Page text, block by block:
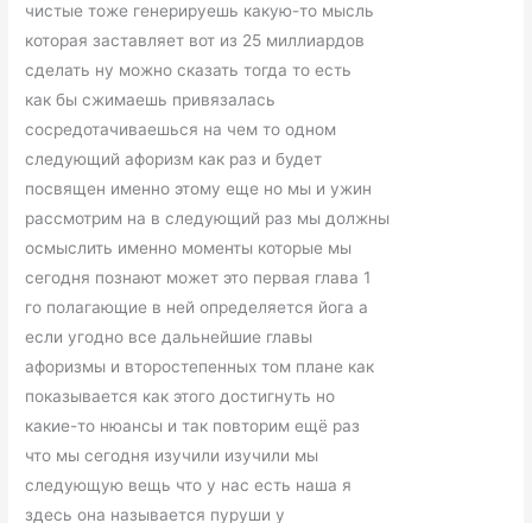
чистые тоже генерируешь какую-то мысль
которая заставляет вот из 25 миллиардов
сделать ну можно сказать тогда то есть
как бы сжимаешь привязалась
сосредотачиваешься на чем то одном
следующий афоризм как раз и будет
посвящен именно этому еще но мы и ужин
рассмотрим на в следующий раз мы должны
осмыслить именно моменты которые мы
сегодня познают может это первая глава 1
го полагающие в ней определяется йога а
если угодно все дальнейшие главы
афоризмы и второстепенных том плане как
показывается как этого достигнуть но
какие-то нюансы и так повторим ещё раз
что мы сегодня изучили изучили мы
следующую вещь что у нас есть наша я
здесь она называется пуруши у